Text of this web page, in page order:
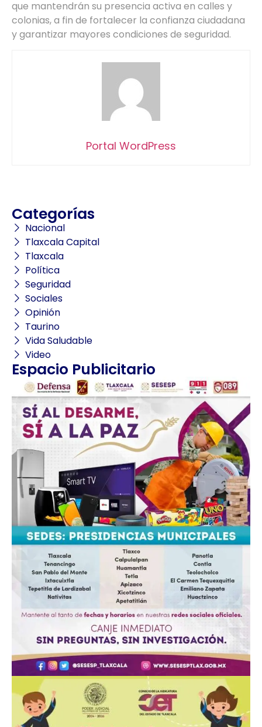
que mantendrán su presencia activa en calles y
colonias, a fin de fortalecer la confianza ciudadana
y garantizar mayores condiciones de seguridad.
Portal WordPress
Categorías
Nacional
Tlaxcala Capital
Tlaxcala
Política
Seguridad
Sociales
Opinión
Taurino
Vida Saludable
Video
Espacio Publicitario